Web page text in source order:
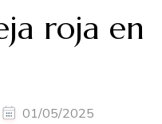
roja en
01/05/2025